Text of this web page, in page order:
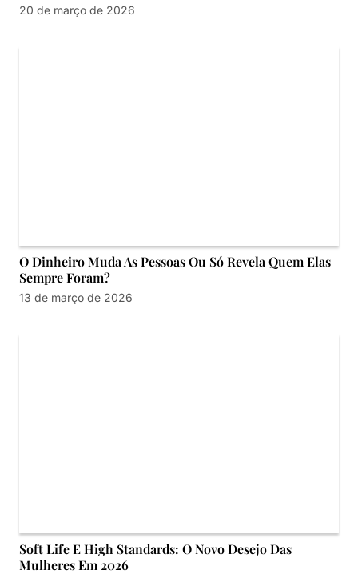
20 de março de 2026
O Dinheiro Muda As Pessoas Ou Só Revela Quem Elas
Sempre Foram?
13 de março de 2026
Soft Life E High Standards: O Novo Desejo Das
Mulheres Em 2026